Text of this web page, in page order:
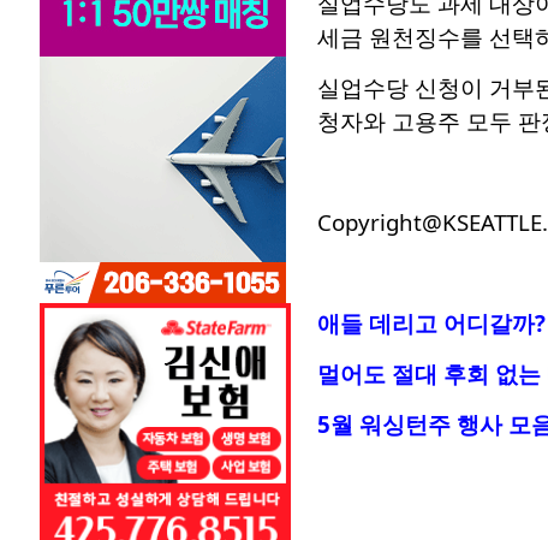
세금 원천징수를 선택
실업수당 신청이 거부
청자와 고용주 모두
애들 데리고 어디갈까
멀어도 절대 후회 없
5월 워싱턴주 행사 모